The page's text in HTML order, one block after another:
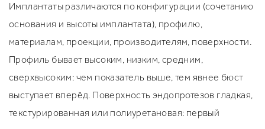
Имплантаты различаются по конфигурации (сочетанию
основания и высоты имплантата), профилю,
материалам, проекции, производителям, поверхности.
Профиль бывает высоким, низким, средним,
сверхвысоким: чем показатель выше, тем явнее бюст
выступает вперёд. Поверхность эндопротезов гладкая,
текстурированная или полиуретановая: первый